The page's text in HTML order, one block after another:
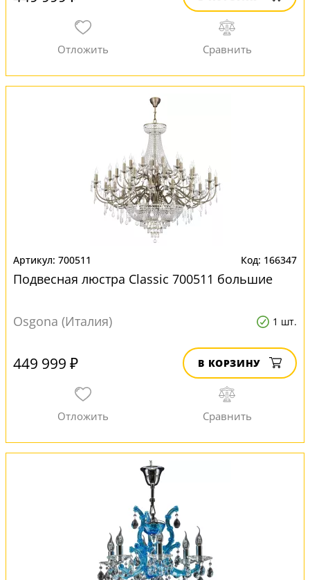
700511 166347
Подвесная люстра Classic 700511 большие
Osgona (Италия) 1 шт.
449 999 ₽ В КОРЗИНУ